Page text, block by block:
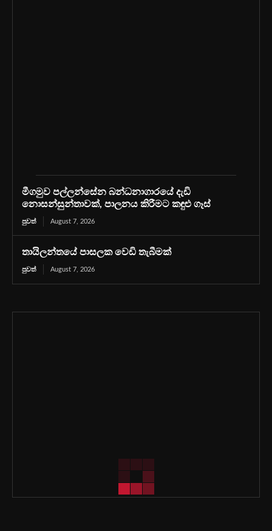
මීගමුව පල්ලන්සේන බන්ධනාගාරයේ දැඩි
නොසන්සුන්තාවක්, පාලනය කිරීමට කඳුළු ගෑස්
පුවත් August 7, 2026
තායිලන්තයේ පාසලක වෙඩි තැබීමක්
පුවත් August 7, 2026